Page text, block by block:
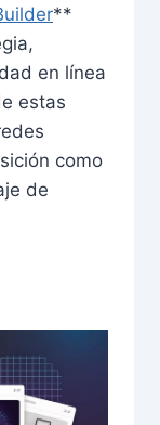
**
en línea
estas
como
de